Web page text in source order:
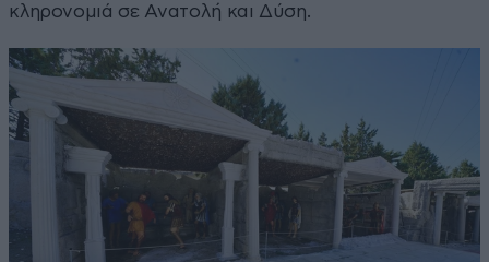
κληρονομιά σε Ανατολή και Δύση.